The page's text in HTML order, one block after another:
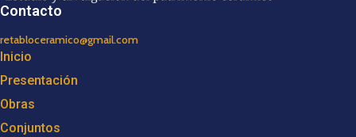
Contacto
retabloceramico@gmail.com
Inicio
Presentación
Obras
Conjuntos